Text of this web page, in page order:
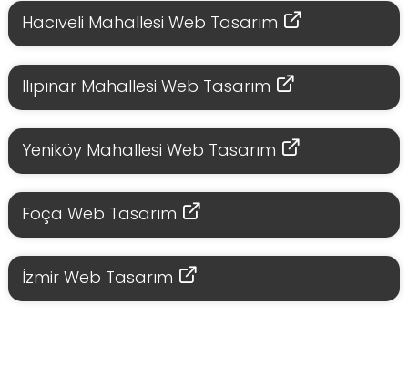
Hacıveli Mahallesi Web Tasarım
Ilıpınar Mahallesi Web Tasarım
Yeniköy Mahallesi Web Tasarım
Foça Web Tasarım
İzmir Web Tasarım